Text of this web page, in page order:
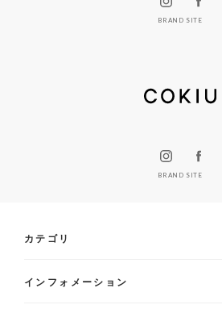
BRAND SITE
BRAND SITE
カテゴリ
インフォメーション